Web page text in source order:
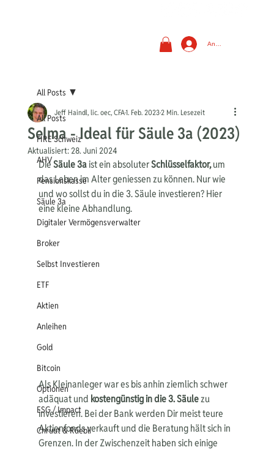
Anmelden
All Posts
FIRE Schweiz
AHV
Pensionskasse
Säule 3a
Digitaler Vermögensverwalter
Broker
Selbst Investieren
ETF
Aktien
Anleihen
Gold
Bitcoin
Optionen
ESG / Impact
Chruut & Rüebli
All Posts
Selma - Ideal für Säule 3a (2023)
Jeff Haindl, lic. oec, CFA1. Feb. 20232 Min. Lesezeit
Aktualisiert:28. Juni 2024
Die Säule 3a ist ein absoluter Schlüsselfaktor, um
das Leben im Alter geniessen zu können. Nur wie
und wo sollst du in die 3. Säule investieren? Hier
eine kleine Abhandlung.
Als Kleinanleger war es bis anhin ziemlich schwer
adäquat und kostengünstig in die 3. Säule zu
investieren. Bei der Bank werden Dir meist teure
Aktienfonds verkauft und die Beratung hält sich in
Grenzen. In der Zwischenzeit haben sich einige